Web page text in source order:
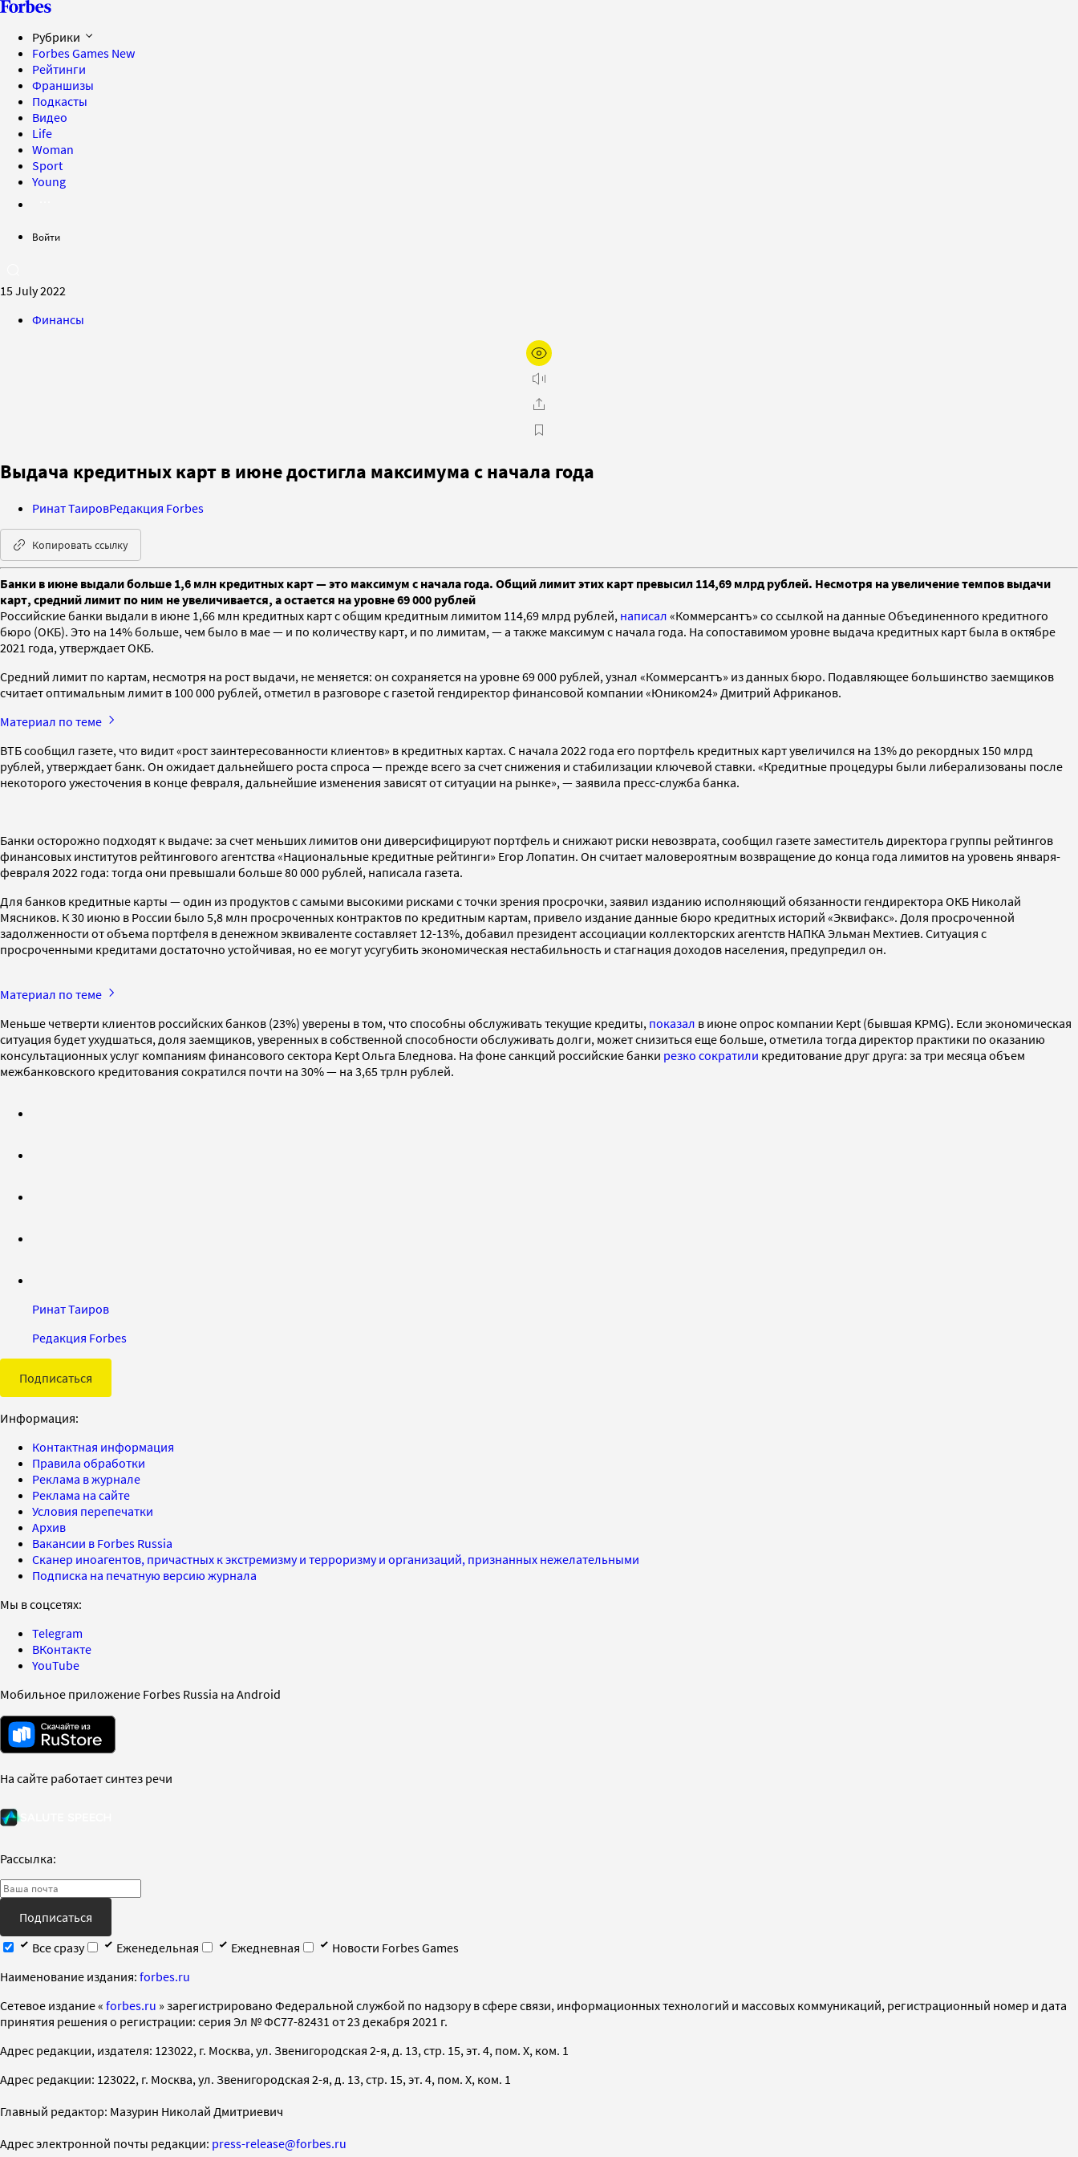
Рубрики
Forbes Games New
Рейтинги
Франшизы
Подкасты
Видео
Life
Woman
Sport
Young
Войти
15 July 2022
Финансы
Выдача кредитных карт в июне достигла максимума с начала года
Ринат ТаировРедакция Forbes
Копировать ссылку
Банки в июне выдали больше 1,6 млн кредитных карт — это максимум с начала года. Общий лимит этих карт превысил 114,69 млрд рублей. Несмотря на увеличение темпов выдачи
карт, средний лимит по ним не увеличивается, а остается на уровне 69 000 рублей
Российские банки выдали в июне 1,66 млн кредитных карт с общим кредитным лимитом 114,69 млрд рублей, написал «Коммерсантъ» со ссылкой на данные Объединенного кредитного
бюро (ОКБ). Это на 14% больше, чем было в мае — и по количеству карт, и по лимитам, — а также максимум с начала года. На сопоставимом уровне выдача кредитных карт была в октябре
2021 года, утверждает ОКБ.
Средний лимит по картам, несмотря на рост выдачи, не меняется: он сохраняется на уровне 69 000 рублей, узнал «Коммерсантъ» из данных бюро. Подавляющее большинство заемщиков
считает оптимальным лимит в 100 000 рублей, отметил в разговоре с газетой гендиректор финансовой компании «Юником24» Дмитрий Африканов.
Материал по теме
ВТБ сообщил газете, что видит «рост заинтересованности клиентов» в кредитных картах. С начала 2022 года его портфель кредитных карт увеличился на 13% до рекордных 150 млрд
рублей, утверждает банк. Он ожидает дальнейшего роста спроса — прежде всего за счет снижения и стабилизации ключевой ставки. «Кредитные процедуры были либерализованы после
некоторого ужесточения в конце февраля, дальнейшие изменения зависят от ситуации на рынке», — заявила пресс-служба банка.
Банки осторожно подходят к выдаче: за счет меньших лимитов они диверсифицируют портфель и снижают риски невозврата, сообщил газете заместитель директора группы рейтингов
финансовых институтов рейтингового агентства «Национальные кредитные рейтинги» Егор Лопатин. Он считает маловероятным возвращение до конца года лимитов на уровень января-
февраля 2022 года: тогда они превышали больше 80 000 рублей, написала газета.
Для банков кредитные карты — один из продуктов с самыми высокими рисками с точки зрения просрочки, заявил изданию исполняющий обязанности гендиректора ОКБ Николай
Мясников. К 30 июню в России было 5,8 млн просроченных контрактов по кредитным картам, привело издание данные бюро кредитных историй «Эквифакс». Доля просроченной
задолженности от объема портфеля в денежном эквиваленте составляет 12-13%, добавил президент ассоциации коллекторских агентств НАПКА Эльман Мехтиев. Ситуация с
просроченными кредитами достаточно устойчивая, но ее могут усугубить экономическая нестабильность и стагнация доходов населения, предупредил он.
Материал по теме
Меньше четверти клиентов российских банков (23%) уверены в том, что способны обслуживать текущие кредиты, показал в июне опрос компании Kept (бывшая KPMG). Если экономическая
ситуация будет ухудшаться, доля заемщиков, уверенных в собственной способности обслуживать долги, может снизиться еще больше, отметила тогда директор практики по оказанию
консультационных услуг компаниям финансового сектора Kept Ольга Бледнова. На фоне санкций российские банки резко сократили кредитование друг друга: за три месяца объем
межбанковского кредитования сократился почти на 30% — на 3,65 трлн рублей.
Ринат Таиров
Редакция Forbes
Подписаться
Информация:
Контактная информация
Правила обработки
Реклама в журнале
Реклама на сайте
Условия перепечатки
Архив
Вакансии в Forbes Russia
Сканер иноагентов, причастных к экстремизму и терроризму и организаций, признанных нежелательными
Подписка на печатную версию журнала
Мы в соцсетях:
Telegram
ВКонтакте
YouTube
Мобильное приложение Forbes Russia на Android
На сайте работает синтез речи
Рассылка:
Подписаться
Все сразу
Еженедельная Ежедневная
Новости Forbes Games
Наименование издания: forbes.ru
Cетевое издание « forbes.ru » зарегистрировано Федеральной службой по надзору в сфере связи, информационных технологий и массовых коммуникаций, регистрационный номер и дата
принятия решения о регистрации: серия Эл № ФС77-82431 от 23 декабря 2021 г.
Адрес редакции, издателя: 123022, г. Москва, ул. Звенигородская 2-я, д. 13, стр. 15, эт. 4, пом. X, ком. 1
Адрес редакции: 123022, г. Москва, ул. Звенигородская 2-я, д. 13, стр. 15, эт. 4, пом. X, ком. 1
Главный редактор: Мазурин Николай Дмитриевич
Адрес электронной почты редакции: press-release@forbes.ru